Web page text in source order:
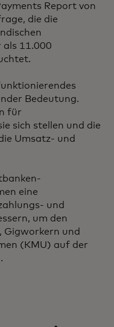
Report von
die die
11.000
Bedeutung.
für
sich stellen und die
Umsatz- und
eine
und
um den
Gigworkern und
(KMU) auf der